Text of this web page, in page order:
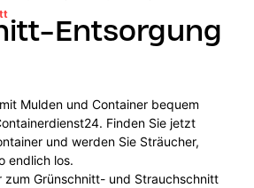
Entsorgung
Mulden und Container bequem
Finden Sie jetzt
und werden Sie Sträucher,
endlich los.
zum Grünschnitt- und Strauchschnitt